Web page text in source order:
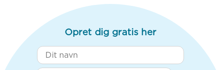
Opret dig gratis her